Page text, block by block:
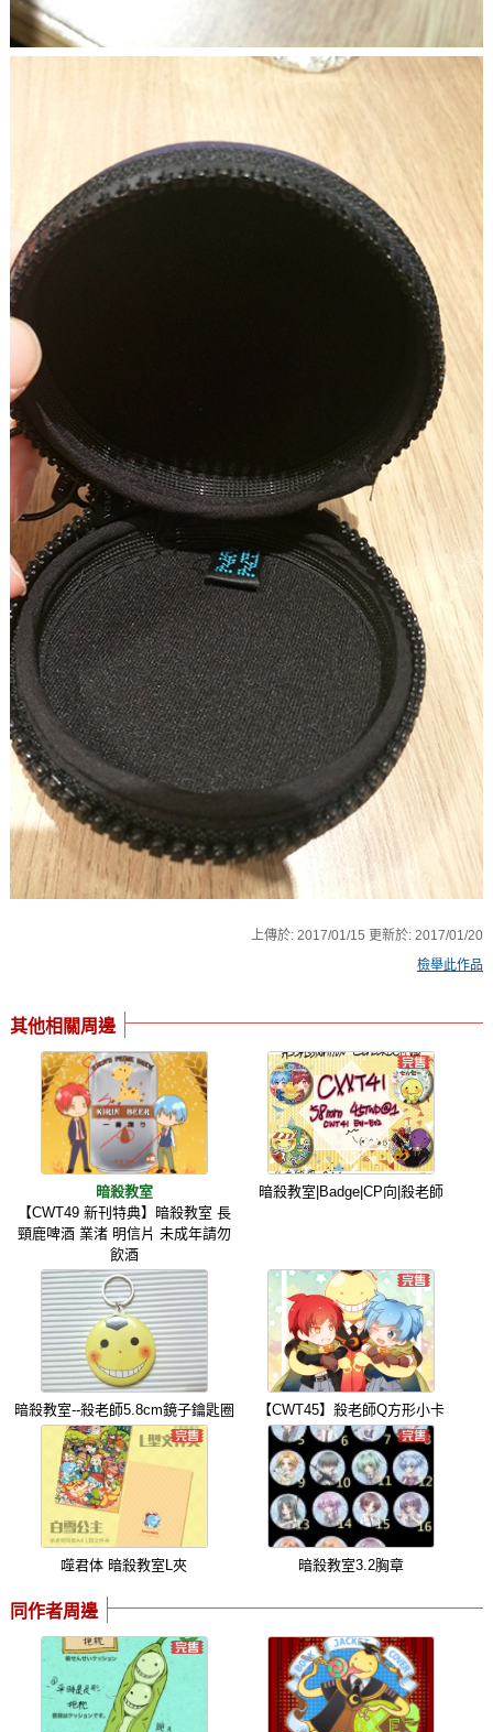
上傳於:2017/01/15 更新於:2017/01/20
檢舉此作品
其他相關周邊
暗殺教室
【CWT49 新刊特典】暗殺教室 長
頸鹿啤酒 業渚 明信片 未成年請勿
飲酒
暗殺教室|Badge|CP向|殺老師
暗殺教室--殺老師5.8cm鏡子鑰匙圈 【CWT45】殺老師Q方形小卡
噬君体 暗殺教室L夾 暗殺教室3.2胸章
同作者周邊